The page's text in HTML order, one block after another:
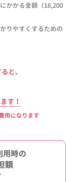
かかる金額（18,200
りやすくするための
と、
す！
用になります
用時の
額